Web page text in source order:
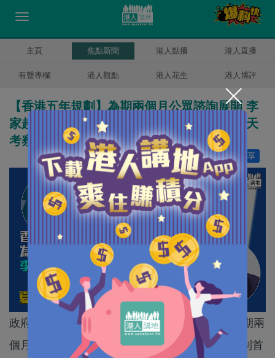
主頁 焦點新聞 港人點播 港人直播
有聲專欄 港人觀點 港人花生 港人博評
【香港五年規劃】為期兩個月公眾諮詢展開 李
家超形容是歷史性的一步 夏寶龍明起來港兩天
考察調研
分享
讚好 4
政府今日（15日）起就香港首份五年規劃展開為期兩
個月的公眾諮詢，行政長官李家超表示，香港編制首